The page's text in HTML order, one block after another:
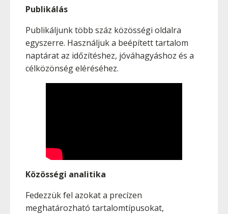
Publikálás
Publikáljunk több száz közösségi oldalra
egyszerre. Használjuk a beépített tartalom
naptárat az időzítéshez, jóváhagyáshoz és a
célközönség eléréséhez.
Közösségi analitika
Fedezzük fel azokat a precízen
meghatározható tartalomtípusokat,